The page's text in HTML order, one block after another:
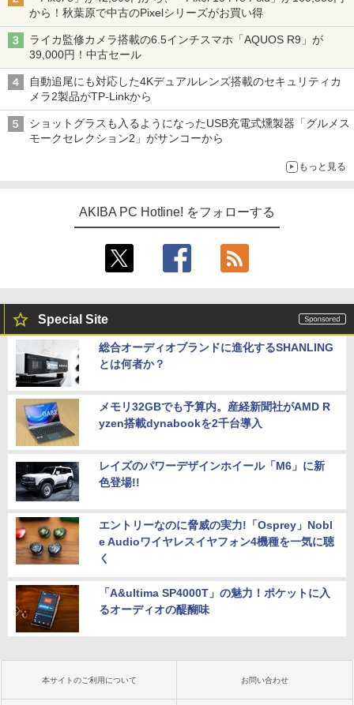
から！秋葉原で中古のPixelシリーズがお買い得
ライカ監修カメラ搭載の6.5インチスマホ「AQUOS R9」が
39,000円！中古セール
自動追尾にも対応した4Kデュアルレンズ搭載のセキュリティカ
メラ2製品がTP-Linkから
ショットグラスも入るようになったUSB充電式燻製器「グルメス
モークセレクション2」がサンコーから
もっと見る
AKIBA PC Hotline! をフォローする
Special Site
総合オーディオブランドに進化するSHANLING
とは何者か？
メモリ32GBでも予算内。産経新聞社がAMD R
yzen搭載dynabookを2千台導入
レイズのパワーデザインホイール「M6」に新
色登場!!
エントリーなのに脅威の実力!「Osprey」Nobl
e Audioワイヤレスイヤフォン4機種を一気に聴
く
「A&ultima SP4000T」の魅力！ポケットに入
るオーディオの醍醐味
本サイトのご利用について お問い合わせ